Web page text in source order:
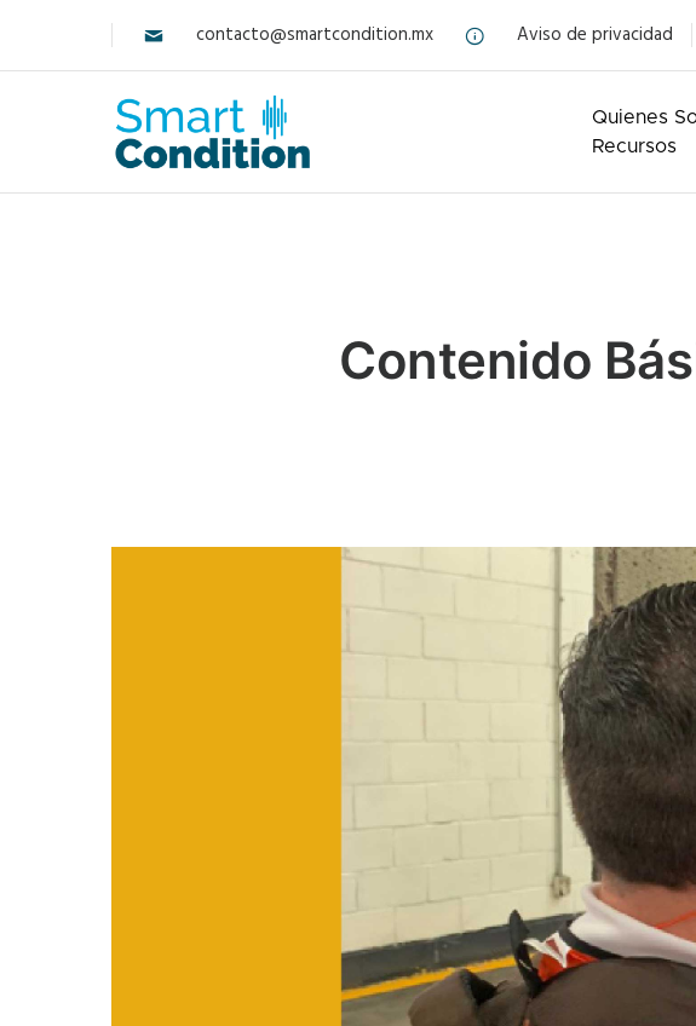
contacto@smartcondition.mx Aviso de privacidad
Quienes
Recursos
Contenido